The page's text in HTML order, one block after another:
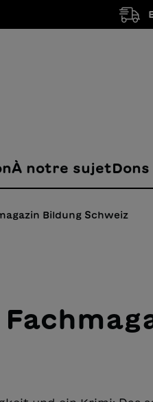
À notre sujetDons
Bildung Schweiz